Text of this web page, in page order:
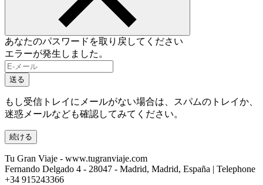
あなたのパスワードを取り戻してください
エラーが発生しました。
送る
もし受信トレイにメールがない場合は、スパムのトレイか、
迷惑メールなども確認してみてください。
続ける
Tu Gran Viaje - www.tugranviaje.com
Fernando Delgado 4 - 28047 - Madrid, Madrid, España | Telephone
+34 915243366